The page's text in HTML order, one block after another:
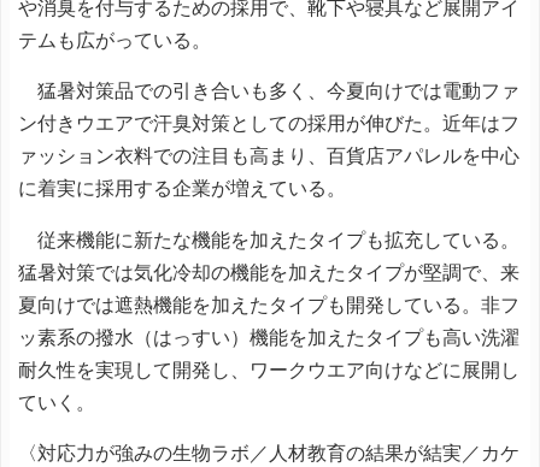
や消臭を付与するための採用で、靴下や寝具など展開アイ
テムも広がっている。
猛暑対策品での引き合いも多く、今夏向けでは電動ファ
ン付きウエアで汗臭対策としての採用が伸びた。近年はフ
ァッション衣料での注目も高まり、百貨店アパレルを中心
に着実に採用する企業が増えている。
従来機能に新たな機能を加えたタイプも拡充している。
猛暑対策では気化冷却の機能を加えたタイプが堅調で、来
夏向けでは遮熱機能を加えたタイプも開発している。非フ
ッ素系の撥水（はっすい）機能を加えたタイプも高い洗濯
耐久性を実現して開発し、ワークウエア向けなどに展開し
ていく。
〈対応力が強みの生物ラボ／人材教育の結果が結実／カケ